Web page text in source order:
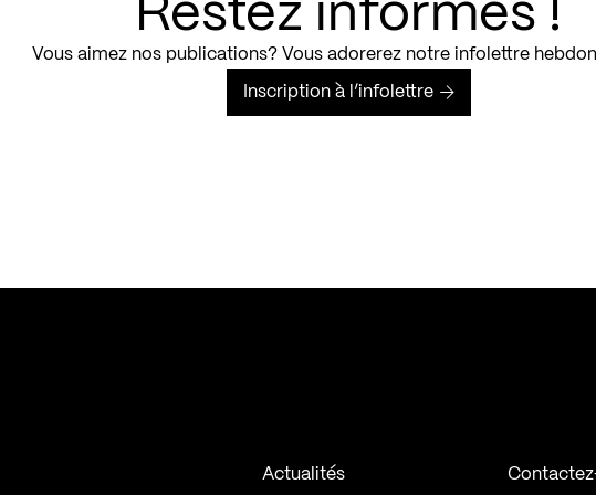
Restez informés !
Vous aimez nos publications? Vous adorerez notre infolettre
Inscription à l’infolettre
Actualités